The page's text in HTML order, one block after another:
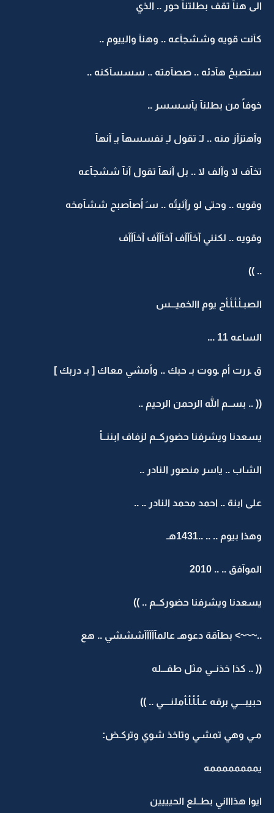
الى هنآ تقف بطلتنآ حور .. الذي
كآنت قويه وششجآعه .. وهنآ والييوم ..
ستصبحُ هآدئه .. صصآمته .. سسسآكنه ..
خوفاً من بطلنآ يآسسسر ..
وآهتزآز منه .. لـَ تقول لـِ نفسسهآ بـِ آنهآ
تخآف لا وآلف لا .. بل آنهآ تقول آنآ ششجآعه
وقويه .. وحتى لو رآئيتُه .. سـَ اُصآصبح ششآمخه
وقويه .. لكنني آخآآآف آخآآآف آخآآآف
.. ))
الصبـأـأـأـأح يوم االخميـــس
الساعه 11 ...
ق ـررت أم ـووت بـ حبك .. وأمشي معاك [ بـ دربك ]
(( .. بســم الله الرحمن الرحيم ..
يسعدنا ويشرفنا حضوركــم لزفاف ابننــأ
الشاب .. ياسر منصور النادر ..
على ابنة .. احمد محمد النادر .. ..
وهذا بيوم .. .. ..1431هـ
الموآفق .. .. 2010
يسعدنا ويشرفنا حضوركــم .. ))
..~~~> بطآقة دعوهـ عالمآآآآآشششي .. هع
(( .. كذا خذنــي مثل طفـــله
حبيبــــي برقه عـأـأـأـأملنــــي .. ))
مـي وهي تمشـي وتاخذ شوي وتركـض:
يممممممممه
ايوا هذاااني بطــلع الحيييين